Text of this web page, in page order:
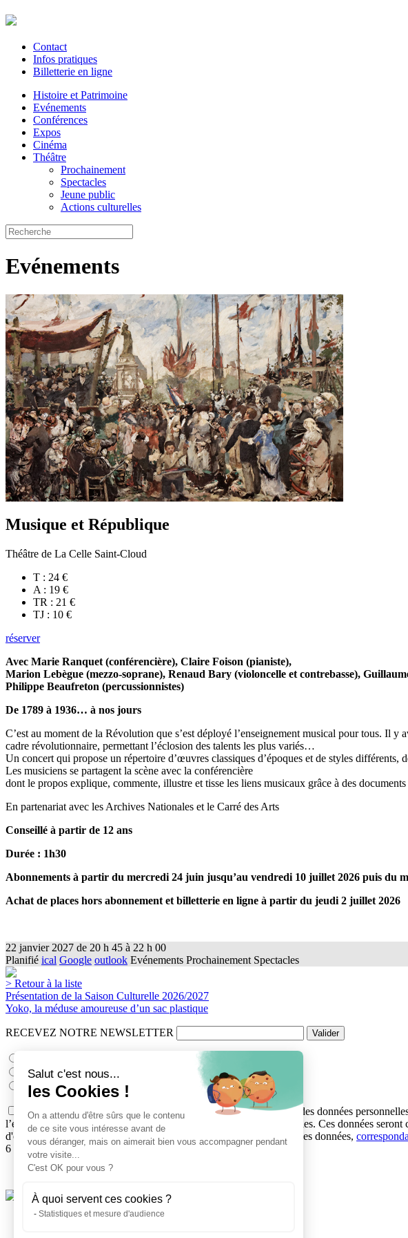
Contact
Infos pratiques
Billetterie en ligne
Histoire et Patrimoine
Evénements
Conférences
Expos
Cinéma
Théâtre
Prochainement
Spectacles
Jeune public
Actions culturelles
Evénements
Musique et République
Théâtre de La Celle Saint-Cloud
T : 24 €
A : 19 €
TR : 21 €
TJ : 10 €
réserver
Avec Marie Ranquet (conférencière), Claire Foison (pianiste),
Marion Lebègue (mezzo-soprane), Renaud Bary (violoncelle et contrebasse),
Philippe Beaufreton (percussionnistes)
De 1789 à 1936… à nos jours
C’est au moment de la Révolution que s’est déployé l’enseignement musical pour tous. Il
cadre révolutionnaire, permettant l’éclosion des talents les plus variés…
Un concert qui propose un répertoire d’œuvres classiques d’époques et de styles
Les musiciens se partagent la scène avec la conférencière
dont le propos explique, commente, illustre et tisse les liens musicaux grâce à des documents
En partenariat avec les Archives Nationales et le Carré des Arts
Conseillé à partir de 12 ans
Durée : 1h30
Abonnements à partir du mercredi 24 juin jusqu’au vendredi 10 juillet 2026 puis du
Achat de places hors abonnement et billetterie en ligne à partir du jeudi 2 juillet 2026
22 janvier 2027 de 20 h 45 à 22 h 00
Planifié ical Google outlook Evénements Prochainement Spectacles
> Retour à la liste
Présentation de la Saison Culturelle 2026/2027
Yoko, la méduse amoureuse d’un sac plastique
RECEVEZ NOTRE NEWSLETTER
Les archives municipales : l'histoire grandeur nature
Théâtre, Expositions
Conformément au Règlement général européen sur la protection des données
l’envoi des lettres d’informations électroniques que vous aurez choisies. Ces données
d'opposition et de portabilité en écrivant au Délégué à la protection des données,
6 avenue de Paris – CS10922 – 78009 Versailles cedex.
Espace téléchargement
Copyright Théâtre de La Celle Saint-Cloud 2013
Salut c'est nous...
les Cookies !
On a attendu d'être sûrs que le contenu
de ce site vous intéresse avant de
vous déranger, mais on aimerait bien vous accompagner pendant
votre visite...
C'est OK pour vous ?
À quoi servent ces cookies ?
Statistiques et mesure d'audience